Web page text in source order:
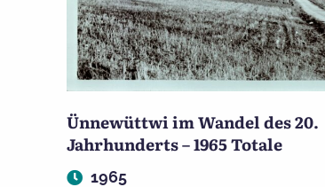
Ünnewüttwi im Wandel des 20.
Jahrhunderts – 1965 Totale
1965